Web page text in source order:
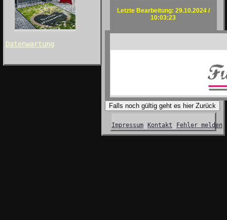
Datenwartung
Letzte Bearbeitung: 29.10.2024 /
10:03:23
Falls noch gültig geht es hier Zurück
Impressum Kontakt Fehler melden